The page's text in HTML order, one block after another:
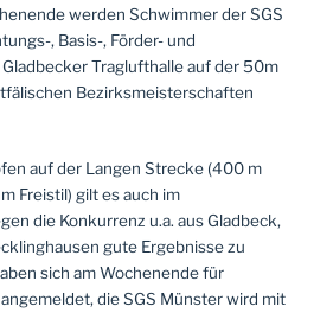
werden Schwimmer der SGS
, Basis-, Förder- und
Traglufthalle auf der 50m
Bezirksmeisterschaften
auf der Langen Strecke (400 m
Freistil) gilt es auch im
die Konkurrenz u.a. aus Gladbeck,
gute Ergebnisse zu
sich am Wochenende für
die SGS Münster wird mit